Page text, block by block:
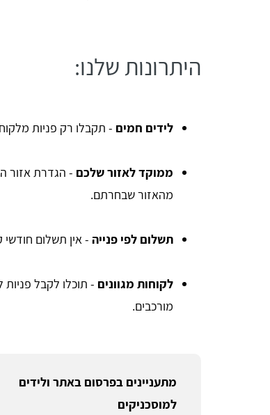
היתרונות שלנו:
לידים חמים - תקבלו רק פניות
ממוקד לאזור שלכם - הגדרת אזור
מהאזור שבחרתם.
תשלום לפי פנייה - אין תשלום
לקוחות מגוונים - תוכלו לקבל פניות
מורכבים.
מתעניינים בפרסום באתר ולידים
למוסכניקים